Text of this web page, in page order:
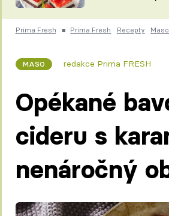
ČESKO NA
KUCHAŘKA
Prima Fresh ■ Prima Fresh Recepty Maso
MASO redakce Prima FRESH
Opékané
cideru s
nenáročný